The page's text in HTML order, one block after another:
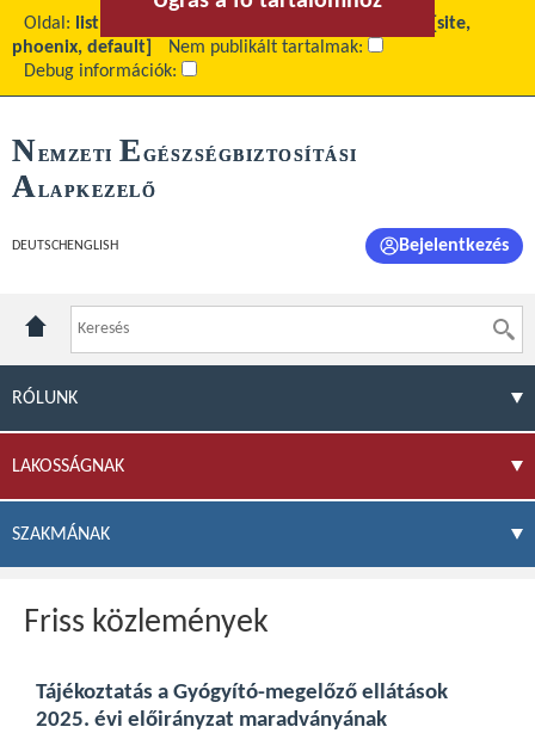
Oldal: list
[site,
phoenix, default]
Nem publikált tartalmak:
Debug információk:
NEMZETI E GÉSZSÉGBIZTOSÍTÁSI
ALAPKEZELŐ
DEUTSCH ENGLISH Bejelentkezés
RÓLUNK
LAKOSSÁGNAK
SZAKMÁNAK
Friss közlemények
Tájékoztatás a Gyógyító-megelőző ellátások
2025. évi előirányzat maradványának